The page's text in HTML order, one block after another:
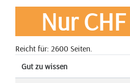
Nur
Reicht für: 2600 Seiten.
Gut zu wissen